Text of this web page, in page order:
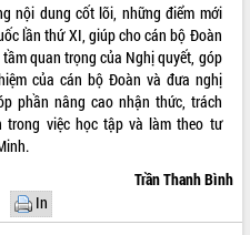
nội dung cốt lõi, những điểm mới
lần thứ XI, giúp cho cán bộ Đoàn
quan trọng của Nghị quyết, góp
của cán bộ Đoàn và đưa nghị
phần nâng cao nhận thức, trách
trong việc học tập và làm theo tư
Minh.
Trần Thanh Bình
In